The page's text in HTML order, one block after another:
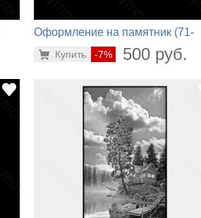
Оформление на памятник (71-
-7% 500 руб.
Купить